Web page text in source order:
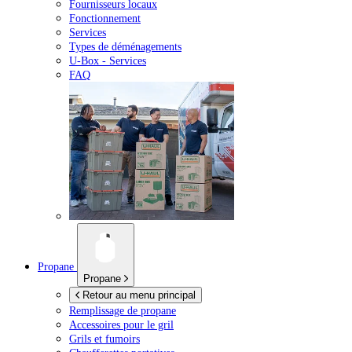
Fournisseurs locaux
Fonctionnement
Services
Types de déménagements
U-Box - Services
FAQ
Propane
Propane
Retour au menu principal
Remplissage de propane
Accessoires pour le gril
Grils et fumoirs